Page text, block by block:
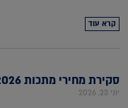
קרא עוד
סקירת מחירי מתכות 18.6.2026
יוני 23, 2026